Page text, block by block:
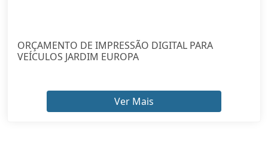
ORÇAMENTO DE IMPRESSÃO DIGITAL PARA
VEÍCULOS JARDIM EUROPA
Ver Mais